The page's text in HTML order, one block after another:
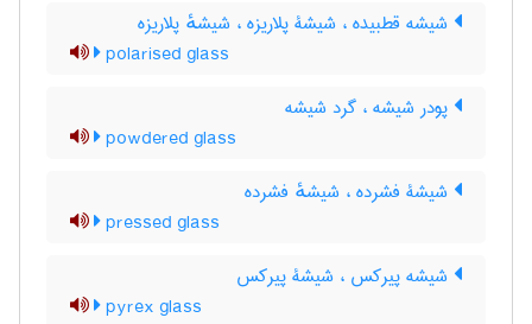
شیشه قطبیده ، شیشۀ پلاریزه ، شیشهٔ پلاریزه
polarised glass
پودر شیشه ، گرد شیشه
powdered glass
شیشۀ فشرده ، شیشهٔ فشرده
pressed glass
شیشه پیرکس ، شیشۀ پیرکس
pyrex glass